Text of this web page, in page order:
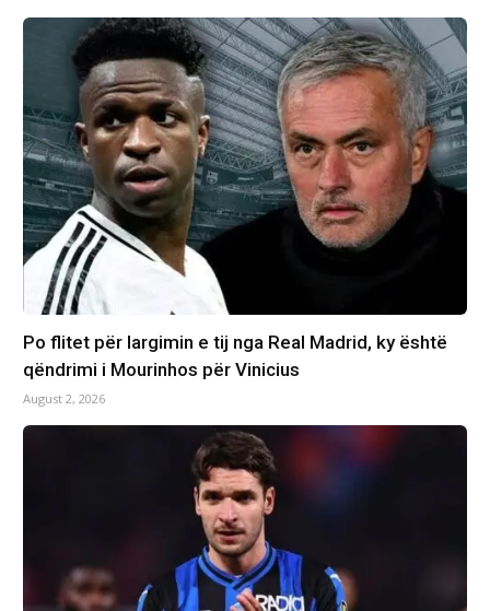
Po flitet për largimin e tij nga Real Madrid, ky është
qëndrimi i Mourinhos për Vinicius
August 2, 2026